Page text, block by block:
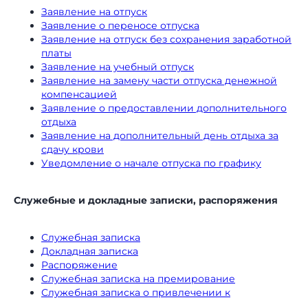
Заявление на отпуск
Заявление о переносе отпуска
Заявление на отпуск без сохранения заработной
платы
Заявление на учебный отпуск
Заявление на замену части отпуска денежной
компенсацией
Заявление о предоставлении дополнительного
отдыха
Заявление на дополнительный день отдыха за
сдачу крови
Уведомление о начале отпуска по графику
Служебные и докладные записки, распоряжения
Служебная записка
Докладная записка
Распоряжение
Служебная записка на премирование
Служебная записка о привлечении к
+7
Согласенна обработку
персональных данных
Проведем персональную
консультацию и расскажем,
как правильно и быстро внедрить
электронный документооборот
в ваш бизнес